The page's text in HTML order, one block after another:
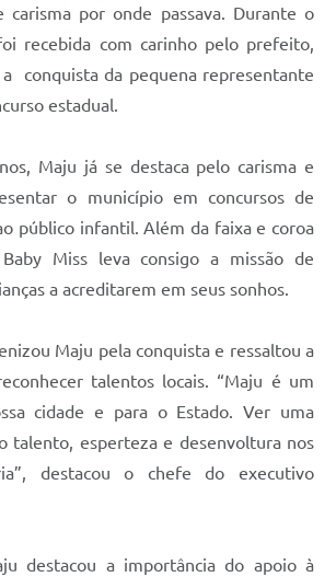
carisma por onde passava. Durante o
recebida com carinho pelo prefeito,
conquista da pequena representante
estadual.
Maju já se destaca pelo carisma e
o município em concursos de
público infantil. Além da faixa e coroa
Miss leva consigo a missão de
a acreditarem em seus sonhos.
Maju pela conquista e ressaltou a
talentos locais. “Maju é um
cidade e para o Estado. Ver uma
talento, esperteza e desenvoltura nos
destacou o chefe do executivo
destacou a importância do apoio à